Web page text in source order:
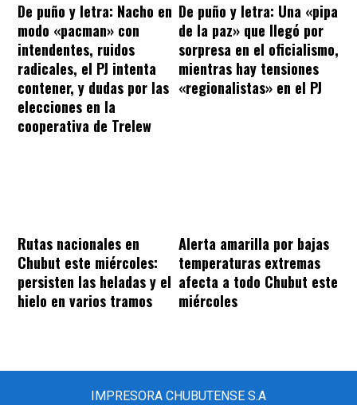
De puño y letra: Nacho en
modo «pacman» con
intendentes, ruidos
radicales, el PJ intenta
contener, y dudas por las
elecciones en la
cooperativa de Trelew
De puño y letra: Una «pipa
de la paz» que llegó por
sorpresa en el oficialismo,
mientras hay tensiones
«regionalistas» en el PJ
Rutas nacionales en
Chubut este miércoles:
persisten las heladas y el
hielo en varios tramos
Alerta amarilla por bajas
temperaturas extremas
afecta a todo Chubut este
miércoles
IMPRESORA CHUBUTENSE S.A